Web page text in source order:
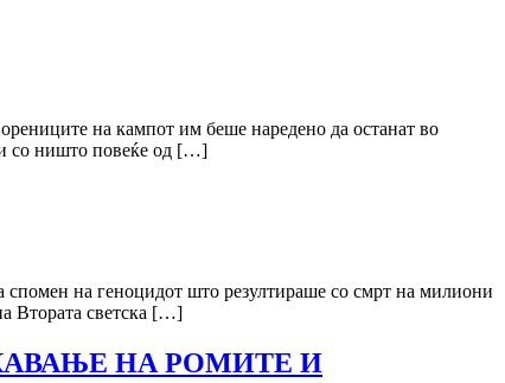
на кампот им беше наредено да останат во
со ништо повеќе од […]
спомен на геноцидот што резултираше со смрт на милиони
Втората светска […]
НА РОМИТЕ И